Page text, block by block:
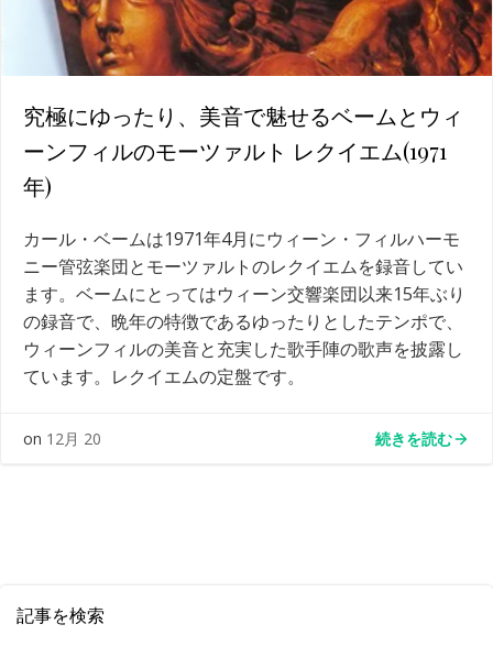
究極にゆったり、美音で魅せるベームとウィ
ーンフィルのモーツァルト レクイエム(1971
年)
カール・ベームは1971年4月にウィーン・フィルハーモ
ニー管弦楽団とモーツァルトのレクイエムを録音してい
ます。ベームにとってはウィーン交響楽団以来15年ぶり
の録音で、晩年の特徴であるゆったりとしたテンポで、
ウィーンフィルの美音と充実した歌手陣の歌声を披露し
ています。レクイエムの定盤です。
on 12月 20 続きを読む
記事を検索